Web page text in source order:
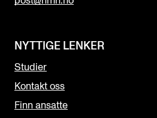
NYTTIGE LENKER
Studier
Kontakt oss
Finn ansatte